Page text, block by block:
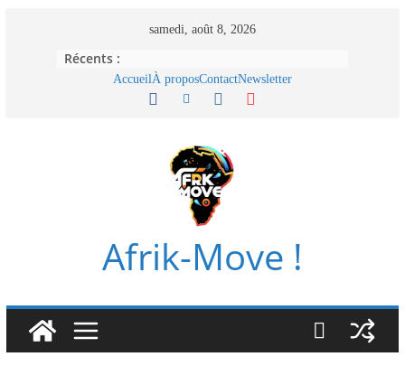
samedi, août 8, 2026
Récents :
AccueilÀ proposContactNewsletter
Afrik-Move !